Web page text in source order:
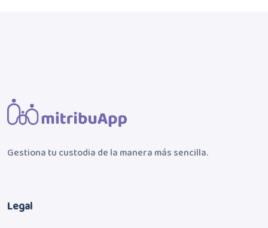
Gestiona tu custodia de la manera más sencilla.
Legal